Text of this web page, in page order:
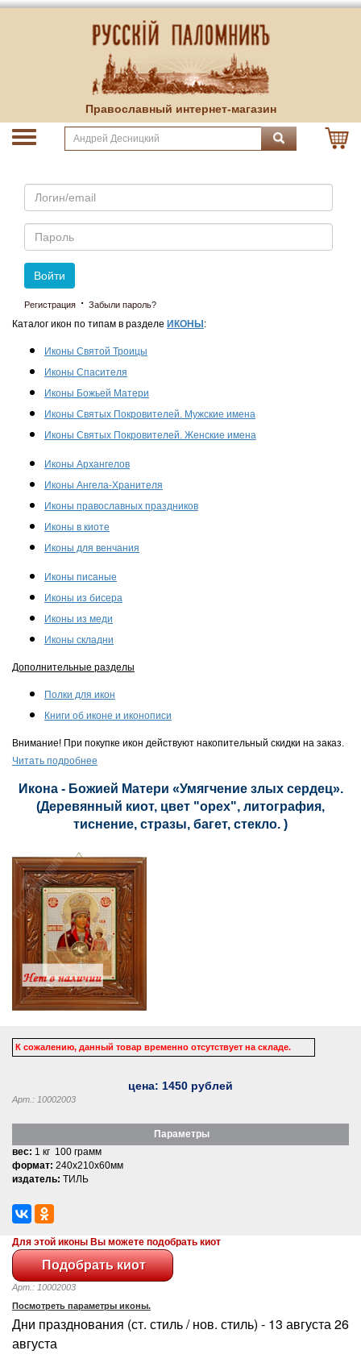
Православный интернет-магазин
Email
Пароль
Войти
Регистрация · Забыли пароль?
Каталог икон по типам в разделе ИКОНЫ :
Иконы Святой Троицы
Иконы Спасителя
Иконы Божьей Матери
Иконы Святых Покровителей. Мужские имена
Иконы Святых Покровителей. Женские имена
Иконы Архангелов
Иконы Ангела-Хранителя
Иконы православных праздников
Иконы в киоте
Иконы для венчания
Иконы писаные
Иконы из бисера
Иконы из меди
Иконы складни
Дополнительные разделы
Полки для икон
Книги об иконе и иконописи
Внимание! При покупке икон действуют накопительный скидки на заказ.
Читать подробнее
Икона - Божией Матери «Умягчение злых сердец».
(Деревянный киот, цвет "орех", литография,
тиснение, стразы, багет, стекло. )
К сожалению, данный товар временно отсутствует на складе.
цена: 1450 рублей
Арт.: 10002003
Параметры
вес: 1 кг 100 грамм
формат: 240x210x60мм
издатель: ТИЛЬ
Для этой иконы Вы можете подобрать киот
Арт.: 10002003
Посмотреть параметры иконы.
Дни празднования (ст. стиль / нов. стиль) - 13 августа 26
августа